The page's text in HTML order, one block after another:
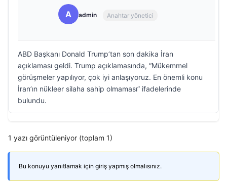
A admin Anahtar yönetici
ABD Başkanı Donald Trump’tan son dakika İran
açıklaması geldi. Trump açıklamasında, “Mükemmel
görüşmeler yapılıyor, çok iyi anlaşıyoruz. En önemli konu
İran’ın nükleer silaha sahip olmaması” ifadelerinde
bulundu.
1 yazı görüntüleniyor (toplam 1)
Bu konuyu yanıtlamak için giriş yapmış olmalısınız.